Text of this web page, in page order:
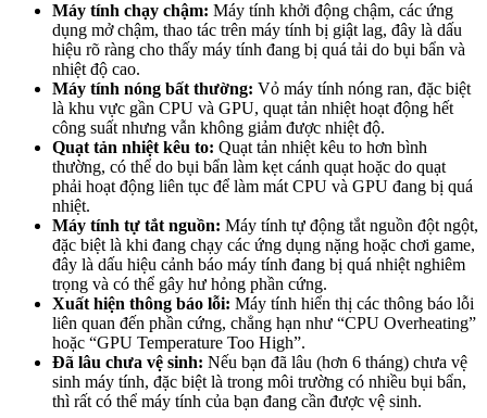
Máy tính chạy chậm: Máy tính khởi động chậm, các ứng
dụng mở chậm, thao tác trên máy tính bị giật lag, đây là dấu
hiệu rõ ràng cho thấy máy tính đang bị quá tải do bụi bẩn và
nhiệt độ cao.
Máy tính nóng bất thường: Vỏ máy tính nóng ran, đặc biệt
là khu vực gần CPU và GPU, quạt tản nhiệt hoạt động hết
công suất nhưng vẫn không giảm được nhiệt độ.
Quạt tản nhiệt kêu to: Quạt tản nhiệt kêu to hơn bình
thường, có thể do bụi bẩn làm kẹt cánh quạt hoặc do quạt
phải hoạt động liên tục để làm mát CPU và GPU đang bị quá
nhiệt.
Máy tính tự tắt nguồn: Máy tính tự động tắt nguồn đột ngột,
đặc biệt là khi đang chạy các ứng dụng nặng hoặc chơi game,
đây là dấu hiệu cảnh báo máy tính đang bị quá nhiệt nghiêm
trọng và có thể gây hư hỏng phần cứng.
Xuất hiện thông báo lỗi: Máy tính hiển thị các thông báo lỗi
liên quan đến phần cứng, chẳng hạn như “CPU Overheating”
hoặc “GPU Temperature Too High”.
Đã lâu chưa vệ sinh: Nếu bạn đã lâu (hơn 6 tháng) chưa vệ
sinh máy tính, đặc biệt là trong môi trường có nhiều bụi bẩn,
thì rất có thể máy tính của bạn đang cần được vệ sinh.